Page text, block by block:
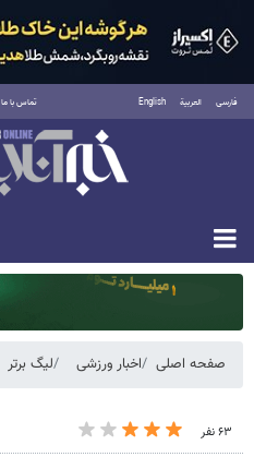
فارسی العربية English تماس با ما
یکشنبه ۱۸ مرداد ۱۴۰۵
صفحه اصلی اخبار ورزشی لیگ برتر
۶۳ نفر